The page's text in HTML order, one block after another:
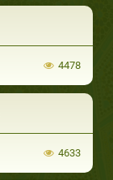
4478
4633